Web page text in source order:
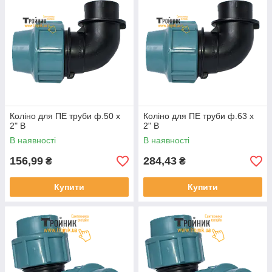
Коліно для ПЕ труби ф.50 х
2" В
В наявності
156,99 ₴
Купити
Коліно для ПЕ труби ф.63 х
2" В
В наявності
284,43 ₴
Купити